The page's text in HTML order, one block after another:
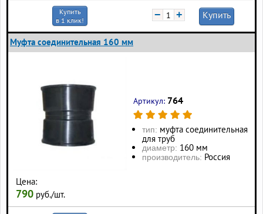
Купить
в 1 клик!
− + Купить
Муфта соединительная 160 мм
Цена:
790 руб./шт.
Артикул: 764
тип: муфта соединительная
для труб
диаметр: 160 мм
производитель: Россия